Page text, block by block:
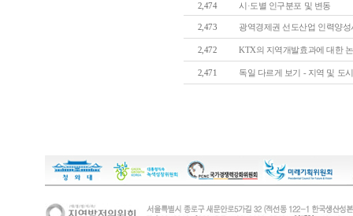
2,474 시·도별 인구분포 및 변동
2,473 광역경제권 선도산업 인력양
2,472 KTX의 지역개발효과에 대한
2,471 독일 다르게 보기 - 지역 및 도